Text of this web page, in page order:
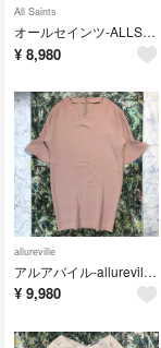
All Saints
オールセインツ-ALLSAINTS-スキニー パンツ
¥ 8,980
allureville
アルアバイル-allureville-ベルスリーブワンピース
¥ 9,980